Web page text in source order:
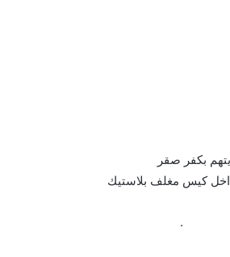
بكفر صقر
كيس مغلف بلاستيك